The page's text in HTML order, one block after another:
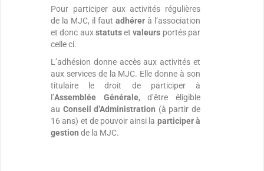
Pour participer aux activités régulières
de la MJC, il faut adhérerà l’association
et donc auxstatutsetvaleurs portés par
celle ci.
L’adhésion donne accès aux activités et
aux services de la MJC. Elle donne à son
titulaire le droit de participer à
l’Assemblée Générale, d’être éligible
au Conseil d’Administration (à partir de
16 ans) et de pouvoir ainsi la participer à
gestion de la MJC.